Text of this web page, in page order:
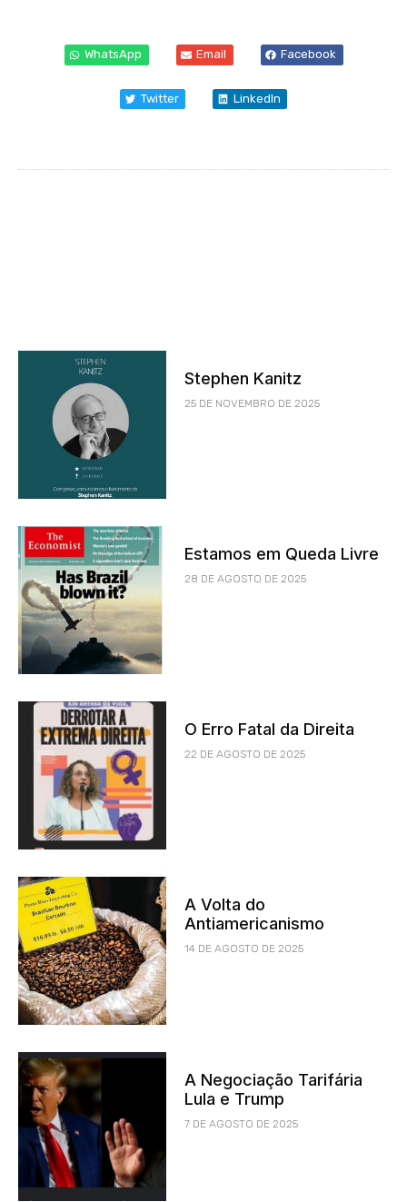
WhatsApp Email Facebook
Twitter LinkedIn
Stephen Kanitz
25 DE NOVEMBRO DE 2025
Estamos em Queda Livre
28 DE AGOSTO DE 2025
O Erro Fatal da Direita
22 DE AGOSTO DE 2025
A Volta do
Antiamericanismo
14 DE AGOSTO DE 2025
A Negociação Tarifária
Lula e Trump
7 DE AGOSTO DE 2025